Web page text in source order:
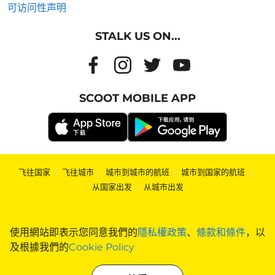
使用網站即表示您同意我們的隱私權政策、 條款和條件，以
及根據我們的Cookie Policy
可访问性声明
STALK US ON...
SCOOT MOBILE APP
飞往国家 | 飞往城市 | 城市到城市的航班 | 城市到国家的航班 |
从国家出发 | 从城市出发